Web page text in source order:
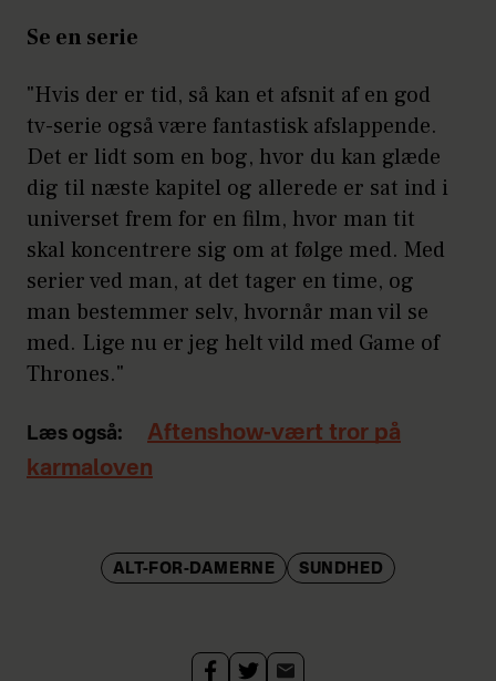
Se en serie
"Hvis der er tid, så kan et afsnit af en god
tv-serie også være fantastisk afslappende.
Det er lidt som en bog, hvor du kan glæde
dig til næste kapitel og allerede er sat ind i
universet frem for en film, hvor man tit
skal koncentrere sig om at følge med. Med
serier ved man, at det tager en time, og
man bestemmer selv, hvornår man vil se
med. Lige nu er jeg helt vild med Game of
Thrones."
Læs også:
Aftenshow-vært tror på
karmaloven
ALT-FOR-DAMERNE SUNDHED